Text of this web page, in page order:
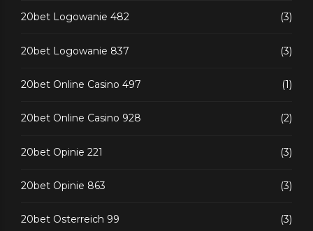
20bet Logowanie 482 (3)
20bet Logowanie 837 (3)
20bet Online Casino 497 (1)
20bet Online Casino 928 (2)
20bet Opinie 221 (3)
20bet Opinie 863 (3)
20bet Osterreich 99 (3)